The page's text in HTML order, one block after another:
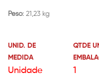
Peso: 21,23 kg
UNID. DE
MEDIDA
Unidade
QTDE
1